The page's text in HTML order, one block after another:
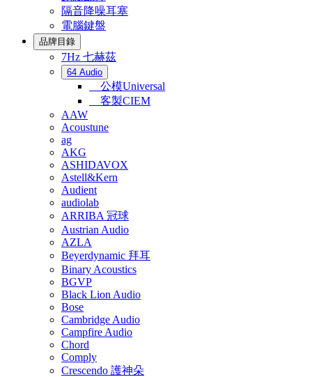
隔音降噪耳塞
電腦鍵盤
品牌目錄
7Hz 七赫茲
64 Audio
公模Universal
客製CIEM
AAW
Acoustune
ag
AKG
ASHIDAVOX
Astell&Kern
Audient
audiolab
ARRIBA 冠球
Austrian Audio
AZLA
Beyerdynamic 拜耳
Binary Acoustics
BGVP
Black Lion Audio
Bose
Cambridge Audio
Campfire Audio
Chord
Comply
Crescendo 護神朵